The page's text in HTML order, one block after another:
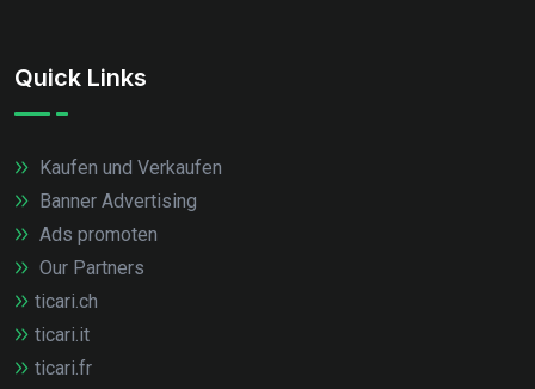
Quick Links
Kaufen und Verkaufen
Banner Advertising
Ads promoten
Our Partners
ticari.ch
ticari.it
ticari.fr